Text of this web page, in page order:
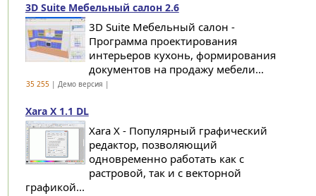
3D Suite Мебельный салон 2.6
3D Suite Мебельный салон -
Программа проектирования
интерьеров кухонь, формирования
документов на продажу мебели...
35 255| Демо версия |
Xara X 1.1 DL
Xara X - Популярный графический
редактор, позволяющий
одновременно работать как с
растровой, так и с векторной
графикой...